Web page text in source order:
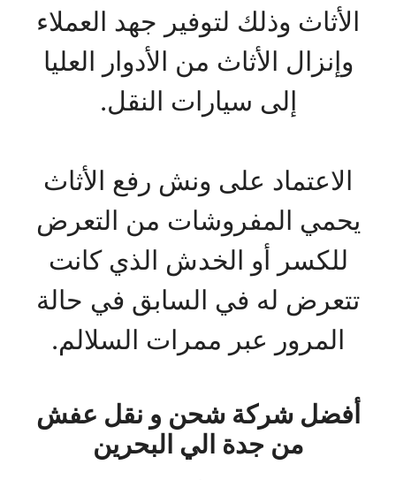
الأثاث وذلك لتوفير جهد العملاء
وإنزال الأثاث من الأدوار العليا
إلى سيارات النقل.
الاعتماد على ونش رفع الأثاث
يحمي المفروشات من التعرض
للكسر أو الخدش الذي كانت
تتعرض له في السابق في حالة
المرور عبر ممرات السلالم.
أفضل شركة شحن و نقل عفش
من جدة الي البحرين